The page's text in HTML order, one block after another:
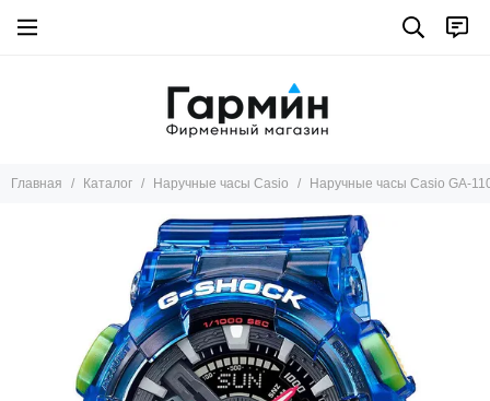
Главная Каталог Наручные часы Casio Наручные часы Casio GA-